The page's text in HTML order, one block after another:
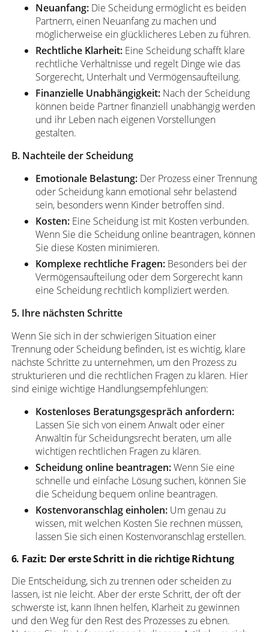
Neuanfang:Die Scheidung ermöglicht es beiden
Partnern, einen Neuanfang zu machen und
möglicherweise ein glücklicheres Leben zu führen.
Rechtliche Klarheit:Eine Scheidung schafft klare
rechtliche Verhältnisse und regelt Dinge wie das
Sorgerecht, Unterhalt und Vermögensaufteilung.
Finanzielle Unabhängigkeit:Nach der Scheidung
können beide Partner finanziell unabhängig werden
und ihr Leben nach eigenen Vorstellungen
gestalten.
B. Nachteile der Scheidung
Emotionale Belastung:Der Prozess einer Trennung
oder Scheidung kann emotional sehr belastend
sein, besonders wenn Kinder betroffen sind.
Kosten:Eine Scheidung ist mit Kosten verbunden.
Wenn Sie die Scheidung online beantragen, können
Sie diese Kosten minimieren.
Komplexe rechtliche Fragen:Besonders bei der
Vermögensaufteilung oder dem Sorgerecht kann
eine Scheidung rechtlich kompliziert werden.
5. Ihre nächsten Schritte
Wenn Sie sich in der schwierigen Situation einer
Trennung oder Scheidung befinden, ist es wichtig, klare
nächste Schritte zu unternehmen, um den Prozess zu
strukturieren und die rechtlichen Fragen zu klären. Hier
sind einige wichtige Handlungsempfehlungen:
Kostenloses Beratungsgespräch anfordern:
Lassen Sie sich von einem Anwalt oder einer
Anwältin für Scheidungsrecht beraten, um alle
wichtigen rechtlichen Fragen zu klären.
Scheidung online beantragen:Wenn Sie eine
schnelle und einfache Lösung suchen, können Sie
die Scheidung bequem online beantragen.
Kostenvoranschlag einholen:Um genau zu
wissen, mit welchen Kosten Sie rechnen müssen,
lassen Sie sich einen Kostenvoranschlag erstellen.
6. Fazit: Der erste Schritt in die richtige Richtung
Die Entscheidung, sich zu trennen oder scheiden zu
lassen, ist nie leicht. Aber der erste Schritt, der oft der
schwerste ist, kann Ihnen helfen, Klarheit zu gewinnen
und den Weg für den Rest des Prozesses zu ebnen.